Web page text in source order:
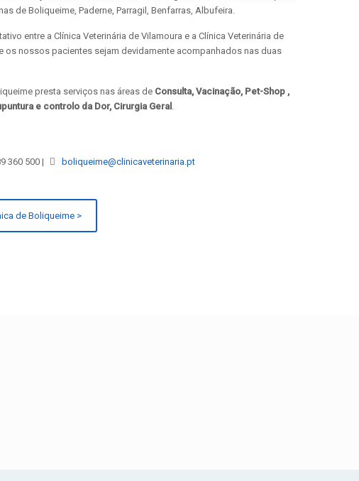
de Boliqueime, Paderne, Parragil, Benfarras, Albufeira.
entre a Clínica Veterinária de Vilamoura e a Clínica Veterinária de
os nossos pacientes sejam devidamente acompanhados nas duas
presta serviços nas áreas de Consulta, Vacinação, Pet-Shop ,
e controlo da Dor, Cirurgia Geral .
360 500 | boliqueime@clinicaveterinaria.pt
de Boliqueime >